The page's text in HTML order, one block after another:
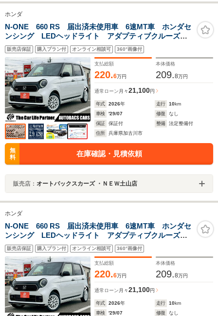
ホンダ
N-ONE 660 RS 届出済未使用車 6速MT車 ホンダセ
ンシング LEDヘッドライト アダプティブクルーズコ
ントロール 電動パーキングブレーキ 15インチアル
ミ シートヒーター運転席助手席 7インチTFT液晶メー
ター バックカメラ
販売店保証 購入プラン付 オンライン相談可 360°画像付
支払総額
220.6万円
本体価格
209.8万円
通常ローン 月々21,100円
年式 2026年 走行 10km
車検
'29/07 修復
なし
保証
保証付 整備
法定整備付
住所
兵庫県加古川市
無
料
在庫確認・見積依頼
販売店： オートバックスカーズ ・ＮＥＷ土山店
ホンダ
N-ONE 660 RS 届出済未使用車 6速MT車 ホンダセ
ンシング LEDヘッドライト アダプティブクルーズコ
ントロール 電動パーキングブレーキ 15インチアル
ミ シートヒーター運転席助手席 7インチTFT液晶メー
ター バックカメラ
販売店保証 購入プラン付 オンライン相談可 360°画像付
支払総額
220.6万円
本体価格
209.8万円
通常ローン 月々21,100円
年式 2026年 走行 10km
車検
'29/07 修復
なし